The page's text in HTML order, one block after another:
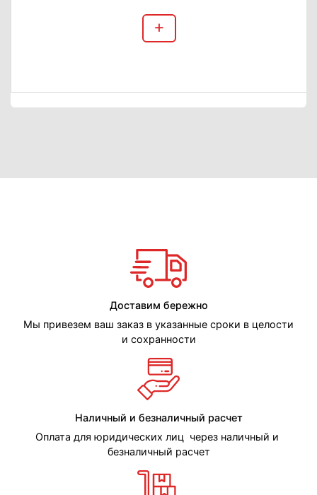
+
Доставим бережно
Мы привезем ваш заказ в указанные сроки в целости
и сохранности
Наличный и безналичный расчет
Оплата для юридических лиц через наличный и
безналичный расчет